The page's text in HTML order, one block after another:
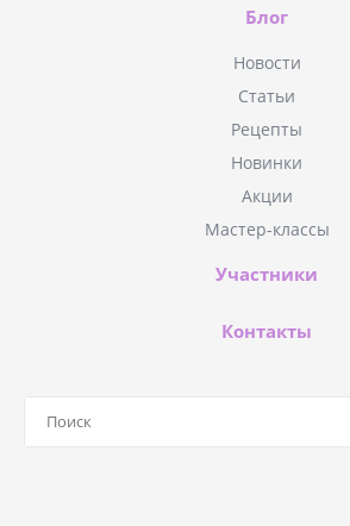
Блог
Новости
Статьи
Рецепты
Новинки
Акции
Мастер-классы
Участники
Контакты